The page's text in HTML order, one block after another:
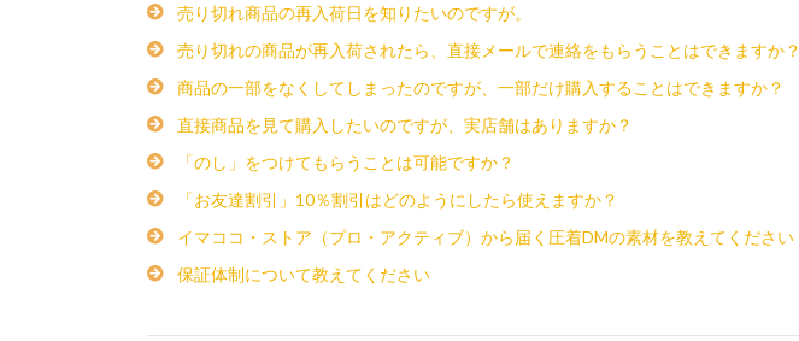
売り切れ商品の再入荷日を知りたいのですが。
売り切れの商品が再入荷されたら、直接メールで連絡をもらうことはできますか？
商品の一部をなくしてしまったのですが、一部だけ購入することはできますか？
直接商品を見て購入したいのですが、実店舗はありますか？
「のし」をつけてもらうことは可能ですか？
「お友達割引」10％割引はどのようにしたら使えますか？
イマココ・ストア（プロ・アクティブ）から届く圧着DMの素材を教えてください
保証体制について教えてください